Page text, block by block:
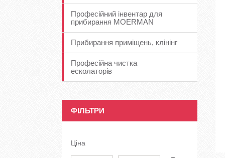
Професійний інвентар для
прибирання MOERMAN
Прибирання приміщень, клінінг
Професійна чистка
есколаторів
ФІЛЬТРИ
Ціна